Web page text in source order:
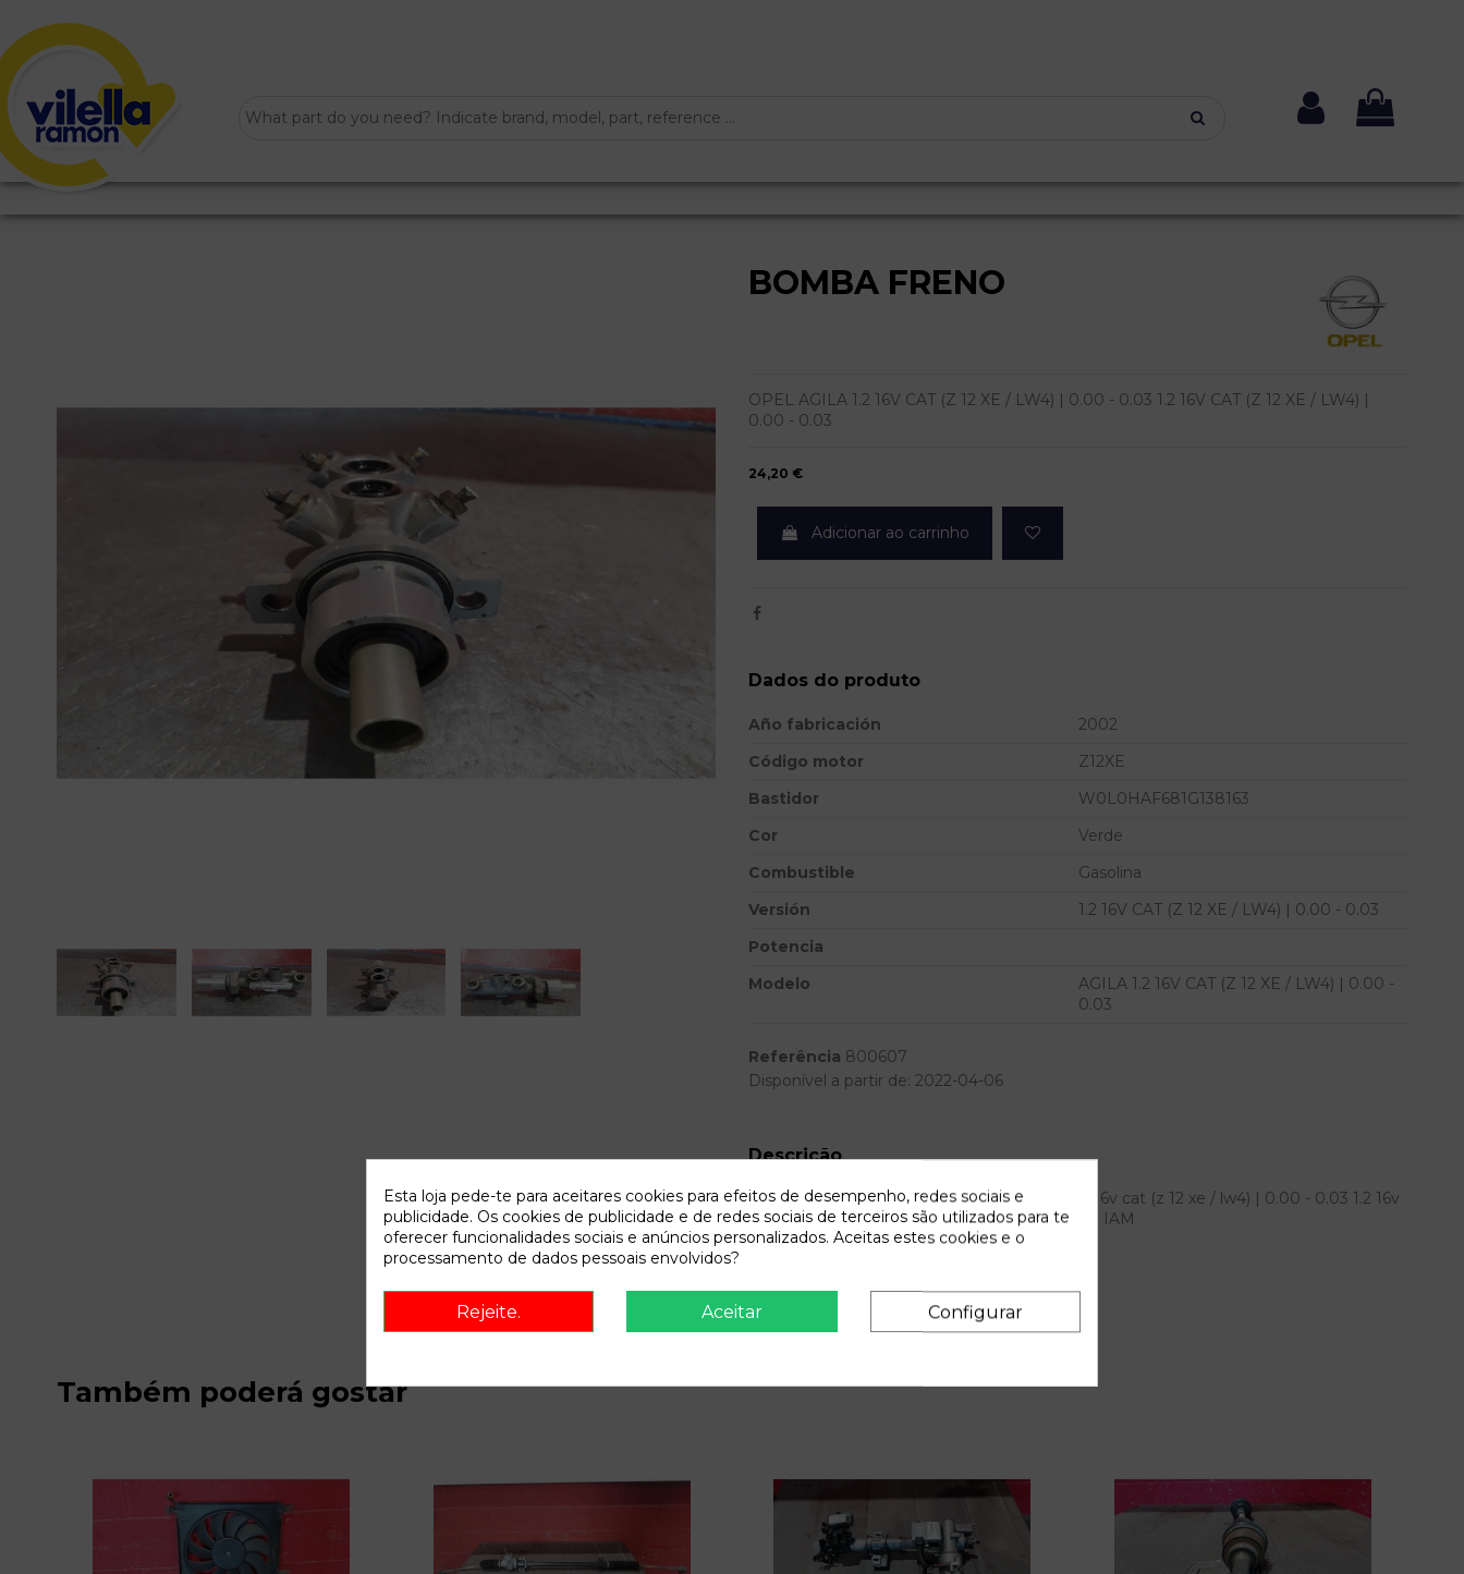
BOMBA FRENO
OPEL AGILA 1.2 16V CAT (Z 12 XE / LW4) | 0.00 - 0.03 1.2 16V CAT (Z 12 XE / LW4) |
0.00 - 0.03
24,20 €
Adicionar ao carrinho
Dados do produto
Año fabricación
2002
Código motor
Z12XE
Bastidor
W0L0HAF681G138163
Cor
Verde
Combustible
Gasolina
Versión
1.2 16V CAT (Z 12 XE / LW4) | 0.00 - 0.03
Potencia
Modelo
AGILA 1.2 16V CAT (Z 12 XE / LW4) | 0.00 -
0.03
Referência 800607
Disponível a partir de: 2022-04-06
Descrição
Recambio de bomba freno para opel agila 1.2 16v cat (z 12 xe / lw4) | 0.00 - 0.03 1.2 16v
cat (z 12 xe / lw4) | 0.00 - 0.03 referencia OEM IAM
Também poderá gostar
Esta loja pede-te para aceitares cookies para efeitos de desempenho, redes sociais e
publicidade. Os cookies de publicidade e de redes sociais de terceiros são utilizados para te
oferecer funcionalidades sociais e anúncios personalizados. Aceitas estes cookies e o
processamento de dados pessoais envolvidos?
Rejeite. Aceitar Configurar